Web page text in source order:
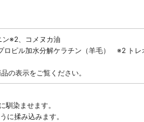
ン※2、コメヌカ油
ロピル加水分解ケラチン（羊毛） ※2 トレ
の表示をご覧ください。
馴染ませます。
に揉み込みます。